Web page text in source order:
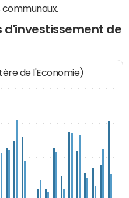
d'investissement de
de l'Economie)